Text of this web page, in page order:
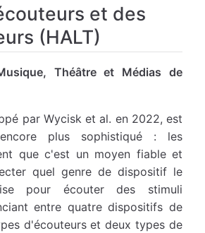
et des
(HALT)
Théâtre et Médias de
par Wycisk et al. en 2022, est
plus sophistiqué : les
que c'est un moyen fiable et
quel genre de dispositif le
pour écouter des stimuli
entre quatre dispositifs de
d'écouteurs et deux types de